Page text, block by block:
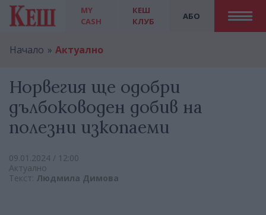
MY
CASH
АБО
КЕШ
КЛУБ
Начало Актуално
Норвегия ще одобри
дълбоководен добив на
полезни изкопаеми
09.01.2024 / 12:00
Актуално
Текст: Людмила Димова